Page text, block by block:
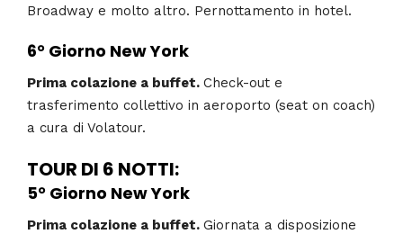
Broadway e molto altro. Pernottamento in hotel.
6° Giorno New York
Prima colazione a buffet. Check-out e
trasferimento collettivo in aeroporto (seat on coach)
a cura di Volatour.
TOUR DI 6 NOTTI:
5° Giorno New York
Prima colazione a buffet. Giornata a disposizione